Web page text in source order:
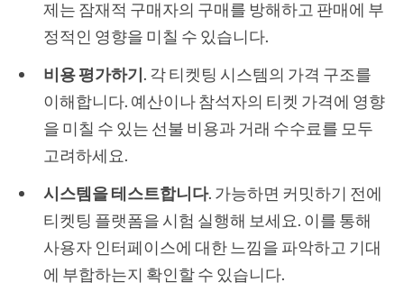
제는 잠재적 구매자의 구매를 방해하고 판매에 부
정적인 영향을 미칠 수 있습니다.
비용 평가하기. 각 티켓팅 시스템의 가격 구조를
이해합니다. 예산이나 참석자의 티켓 가격에 영향
을 미칠 수 있는 선불 비용과 거래 수수료를 모두
고려하세요.
시스템을 테스트합니다. 가능하면 커밋하기 전에
티켓팅 플랫폼을 시험 실행해 보세요. 이를 통해
사용자 인터페이스에 대한 느낌을 파악하고 기대
에 부합하는지 확인할 수 있습니다.